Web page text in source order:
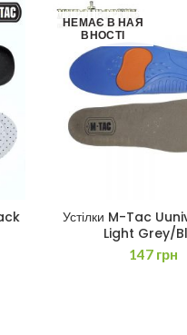
НЕМАЄ В НАЯ
ВНОСТІ
ЧИТАТИ
Устілки M-Tac
Light Grey/
147 грн